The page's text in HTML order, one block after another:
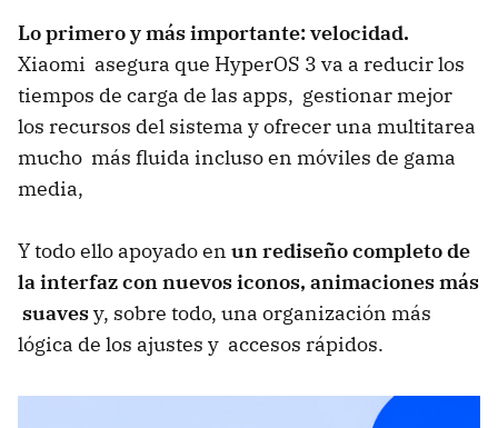
Lo primero y más importante: velocidad.
Xiaomi asegura que HyperOS 3 va a reducir los
tiempos de carga de las apps, gestionar mejor
los recursos del sistema y ofrecer una multitarea
mucho más fluida incluso en móviles de gama
media,
Y todo ello apoyado en un rediseño completo de
la interfaz con nuevos iconos, animaciones más
suavesy, sobre todo, una organización más
lógica de los ajustes y accesos rápidos.